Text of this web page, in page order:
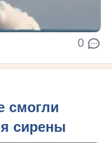
0
смогли
сирены